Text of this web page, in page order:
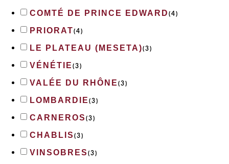
COMTÉ DE PRINCE EDWARD (4)
PRIORAT(4)
LE PLATEAU (MESETA)(3)
VÉNÉTIE (3)
VALÉE DU RHÔNE (3)
LOMBARDIE (3)
CARNEROS (3)
CHABLIS (3)
VINSOBRES (3)